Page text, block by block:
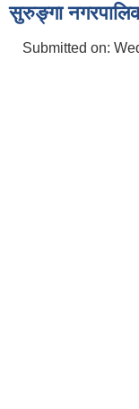
सुरुङ्गा
Submitted on: